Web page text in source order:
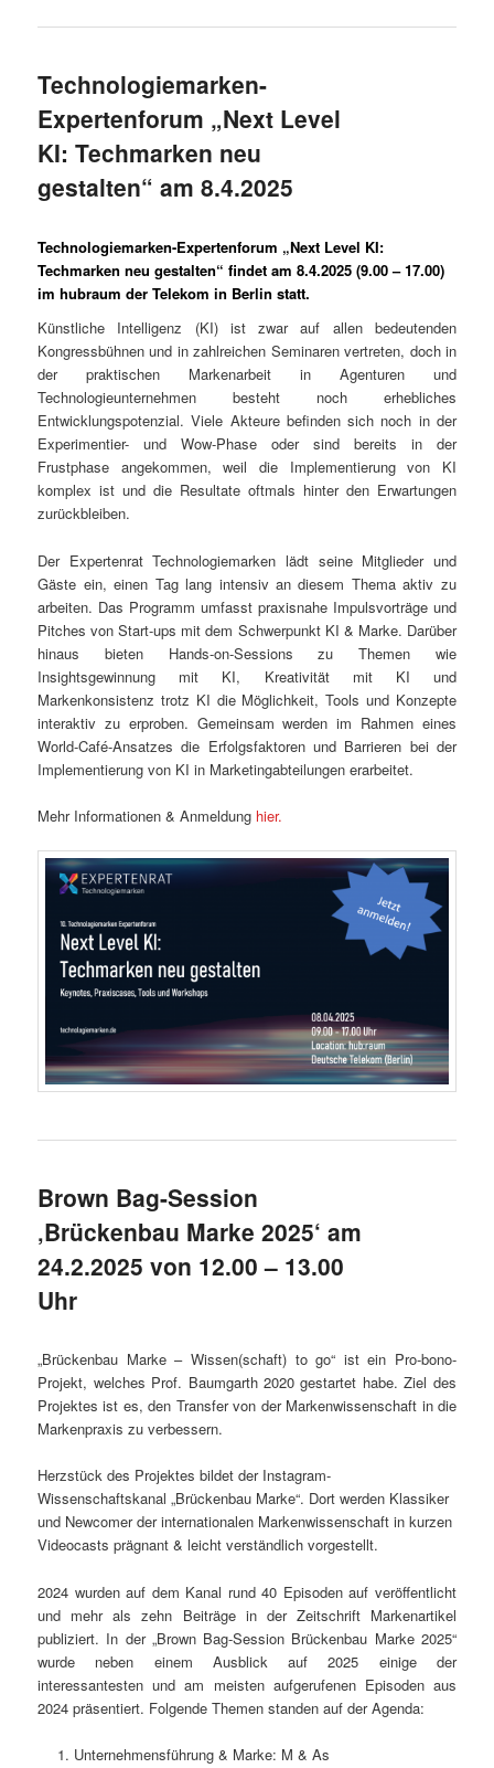
Technologiemarken-
Expertenforum „Next Level
KI: Techmarken neu
gestalten“ am 8.4.2025
Technologiemarken-Expertenforum „Next Level KI:
Techmarken neu gestalten“ findet am 8.4.2025 (9.00 – 17.00)
im hubraum der Telekom in Berlin statt.
Künstliche Intelligenz (KI) ist zwar auf allen bedeutenden
Kongressbühnen und in zahlreichen Seminaren vertreten, doch in
der praktischen Markenarbeit in Agenturen und
Technologieunternehmen besteht noch erhebliches
Entwicklungspotenzial. Viele Akteure befinden sich noch in der
Experimentier- und Wow-Phase oder sind bereits in der
Frustphase angekommen, weil die Implementierung von KI
komplex ist und die Resultate oftmals hinter den Erwartungen
zurückbleiben.
Der Expertenrat Technologiemarken lädt seine Mitglieder und
Gäste ein, einen Tag lang intensiv an diesem Thema aktiv zu
arbeiten. Das Programm umfasst praxisnahe Impulsvorträge und
Pitches von Start-ups mit dem Schwerpunkt KI & Marke. Darüber
hinaus bieten Hands-on-Sessions zu Themen wie
Insightsgewinnung mit KI, Kreativität mit KI und
Markenkonsistenz trotz KI die Möglichkeit, Tools und Konzepte
interaktiv zu erproben. Gemeinsam werden im Rahmen eines
World-Café-Ansatzes die Erfolgsfaktoren und Barrieren bei der
Implementierung von KI in Marketingabteilungen erarbeitet.
Mehr Informationen & Anmeldung hier.
Brown Bag-Session
‚Brückenbau Marke 2025‘ am
24.2.2025 von 12.00 – 13.00
Uhr
„Brückenbau Marke – Wissen(schaft) to go“ ist ein Pro-bono-
Projekt, welches Prof. Baumgarth 2020 gestartet habe. Ziel des
Projektes ist es, den Transfer von der Markenwissenschaft in die
Markenpraxis zu verbessern.
Herzstück des Projektes bildet der Instagram-
Wissenschaftskanal „Brückenbau Marke“. Dort werden Klassiker
und Newcomer der internationalen Markenwissenschaft in kurzen
Videocasts prägnant & leicht verständlich vorgestellt.
2024 wurden auf dem Kanal rund 40 Episoden auf veröffentlicht
und mehr als zehn Beiträge in der Zeitschrift Markenartikel
publiziert. In der „Brown Bag-Session Brückenbau Marke 2025“
wurde neben einem Ausblick auf 2025 einige der
interessantesten und am meisten aufgerufenen Episoden aus
2024 präsentiert. Folgende Themen standen auf der Agenda:
Unternehmensführung & Marke: M & As